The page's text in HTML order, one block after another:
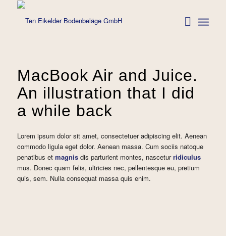
MacBook Air and Juice.
An illustration that I did
a while back
Lorem ipsum dolor sit amet, consectetuer adipiscing elit. Aenean
commodo ligula eget dolor. Aenean massa. Cum sociis natoque
penatibus et magnisdis parturient montes, nasceturridiculus
mus. Donec quam felis, ultricies nec, pellentesque eu, pretium
quis, sem. Nulla consequat massa quis enim.